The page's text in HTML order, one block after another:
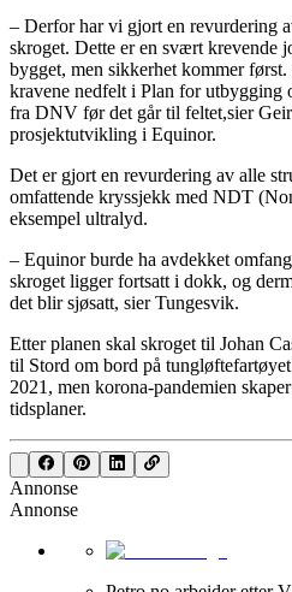
– Derfor har vi gjort en revurdering
skroget. Dette er en svært krevende
bygget, men sikkerhet kommer
kravene nedfelt i Plan for utbygging
fra DNV før det går til feltet,sier
prosjektutvikling i Equinor.
Det er gjort en revurdering av alle
omfattende kryssjekk med NDT
eksempel ultralyd.
– Equinor burde ha avdekket
skroget ligger fortsatt i dokk, og
det blir sjøsatt, sier Tungesvik.
Etter planen skal skroget til Johan
til Stord om bord på
2021, men korona-pandemien
tidsplaner.
Annonse
Annonse